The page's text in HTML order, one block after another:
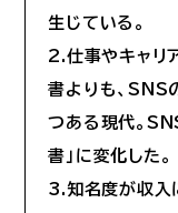
生じている。
2.仕事やキャリ
書よりも、SNS
つある現代。
書」に変化した。
3.知名度が収入